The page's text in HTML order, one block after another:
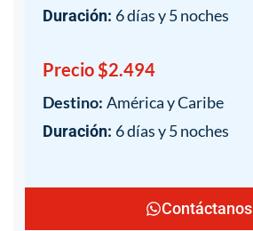
Duración: 6 días y 5 noches
Precio $2.494
Destino: América y Caribe
Duración: 6 días y 5 noches
Contáctanos